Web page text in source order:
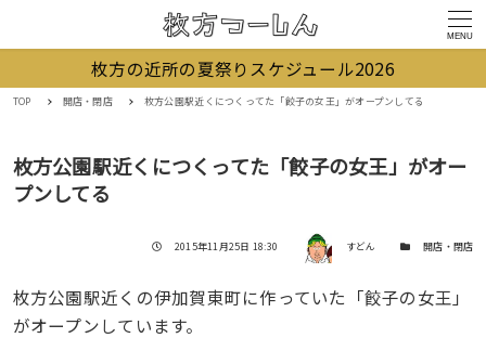
MENU
枚方の近所の夏祭りスケジュール2026
TOP 開店・閉店 枚方公園駅近くにつくってた「餃子の女王」がオープンしてる
枚方公園駅近くにつくってた「餃子の女王」がオー
プンしてる
投稿日
2015年11月25日 18:30 著者 すどん カテゴリー開店・閉店
枚方公園駅近くの伊加賀東町に作っていた「餃子の女王」
がオープンしています。